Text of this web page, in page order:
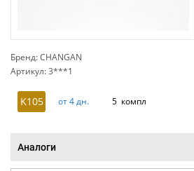
Бренд: CHANGAN
Артикул: 3***1
K105 от 4 дн. 5 компл
Аналоги